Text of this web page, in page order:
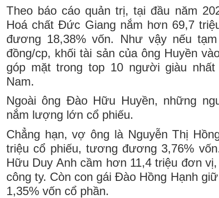
Theo báo cáo quản trị, tại đầu năm
Hoá chất Đức Giang nắm hơn 69,7
đương 18,38% vốn. Như vậy nếu
đồng/cp, khối tài sản của ông Huyền
góp mặt trong top 10 người giàu
Nam.
Ngoài ông Đào Hữu Huyền, những
nắm lượng lớn cổ phiếu.
Chẳng hạn, vợ ông là Nguyễn Thị
triệu cổ phiếu, tương đương 3,76%
Hữu Duy Anh cầm hơn 11,4 triệu đơn
công ty. Còn con gái Đào Hồng Hạnh
1,35% vốn cổ phần.